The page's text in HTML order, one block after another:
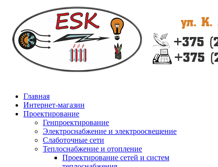
Главная
Интернет-магазин
Проектирование
Генпроектирование
Электроснабжение и электроосвещение
Слаботочные сети
Теплоснабжение и отопление
Проектирование сетей и систем